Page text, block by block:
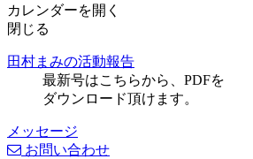
カレンダーを開く
閉じる
田村まみの活動報告
最新号はこちらから、PDFを
ダウンロード頂けます。
メッセージ
お問い合わせ